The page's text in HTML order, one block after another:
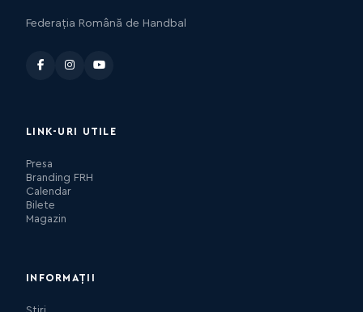
Federația Română de Handbal
LINK-URI UTILE
Presa
Branding FRH
Calendar
Bilete
Magazin
INFORMAȚII